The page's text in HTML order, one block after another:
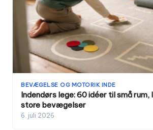
BEVÆGELSE OG MOTORIK INDE
Indendørs lege: 60 idéer til små rum,
store bevægelser
6. juli 2026